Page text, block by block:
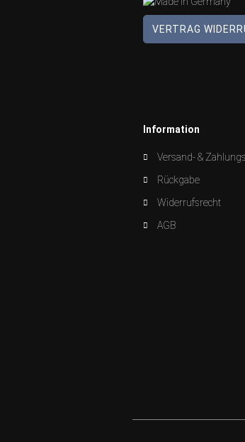
VERTRAG
Information
Versand- &
Rückgabe
Widerrufsrecht
AGB